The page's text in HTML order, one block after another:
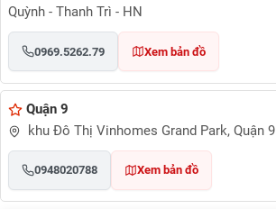
Quỳnh - Thanh Trì - HN
0969.5262.79 Xem bản đồ
Quận 9
khu Đô Thị Vinhomes Grand Park, Quận 9
0948020788 Xem bản đồ